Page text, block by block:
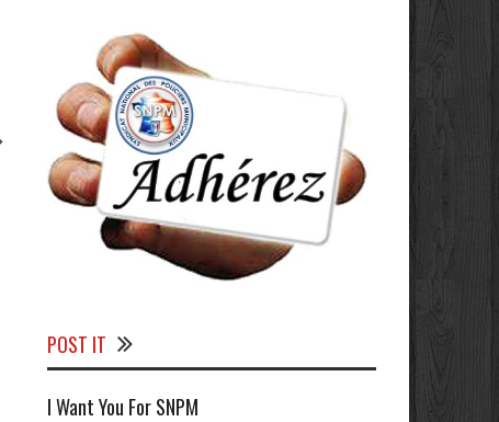
POST IT
I Want You For SNPM